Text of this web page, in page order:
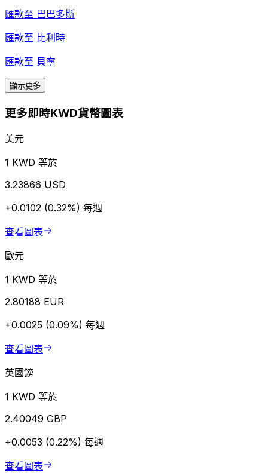
匯款至 巴巴多斯
匯款至 比利時
匯款至 貝寧
顯示更多
更多即時KWD貨幣圖表
美元
1 KWD 等於
3.23866 USD
+0.0102 (0.32%) 每週
查看圖表
歐元
1 KWD 等於
2.80188 EUR
+0.0025 (0.09%) 每週
查看圖表
英國鎊
1 KWD 等於
2.40049 GBP
+0.0053 (0.22%) 每週
查看圖表